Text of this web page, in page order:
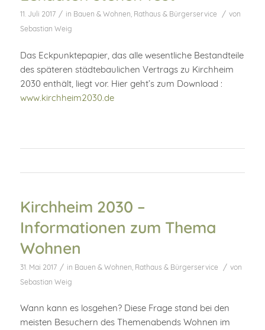
11. Juli 2017 / in Bauen & Wohnen, Rathaus & Bürgerservice / von
Sebastian Weig
Das Eckpunktepapier, das alle wesentliche Bestandteile
des späteren städtebaulichen Vertrags zu Kirchheim
2030 enthält, liegt vor. Hier geht’s zum Download :
www.kirchheim2030.de
Kirchheim 2030 –
Informationen zum Thema
Wohnen
31. Mai 2017 / in Bauen & Wohnen Rathaus & Bürgerservice / von
Sebastian Weig
Wann kann es losgehen? Diese Frage stand bei den
meisten Besuchern des Themenabends Wohnen im